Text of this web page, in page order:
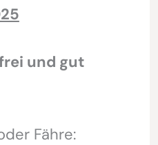
und gut
Fähre: